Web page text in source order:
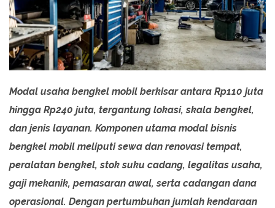
Modal usaha bengkel mobil berkisar antara Rp110 juta
hingga Rp240 juta, tergantung lokasi, skala bengkel,
dan jenis layanan. Komponen utama modal bisnis
bengkel mobil meliputi sewa dan renovasi tempat,
peralatan bengkel, stok suku cadang, legalitas usaha,
gaji mekanik, pemasaran awal, serta cadangan dana
operasional. Dengan pertumbuhan jumlah kendaraan